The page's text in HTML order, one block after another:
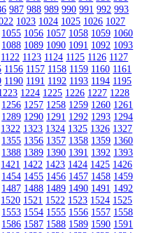
987 988 989 990 991 992 993
1023 1024 1025 1026 1027
1055 1056 1057 1058 1059 1060
1088 1089 1090 1091 1092 1093
1122 1123 1124 1125 1126 1127
1156 1157 1158 1159 1160 1161
1190 1191 1192 1193 1194 1195
1224 1225 1226 1227 1228
1256 1257 1258 1259 1260 1261
1289 1290 1291 1292 1293 1294
1322 1323 1324 1325 1326 1327
1355 1356 1357 1358 1359 1360
1388 1389 1390 1391 1392 1393
1421 1422 1423 1424 1425 1426
1454 1455 1456 1457 1458 1459
1487 1488 1489 1490 1491 1492
1520 1521 1522 1523 1524 1525
1553 1554 1555 1556 1557 1558
1586 1587 1588 1589 1590 1591